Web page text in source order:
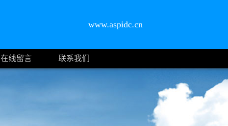
www.aspidc.cn
在线留言 联系我们